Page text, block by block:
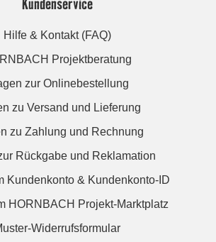
Hilfe & Kontakt (FAQ)
Projektberatung
zur Onlinebestellung
zu Versand und Lieferung
zu Zahlung und Rechnung
Rückgabe und Reklamation
Kundenkonto & Kundenkonto-ID
HORNBACH Projekt-Marktplatz
Widerrufsformular